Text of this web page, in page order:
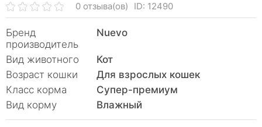
0 отзыва(ов) ID: 12490
Бренд
производитель
Nuevo
Вид животного
Кот
Возраст кошки
Для взрослых кошек
Класс корма
Супер-премиум
Вид корму
Влажный